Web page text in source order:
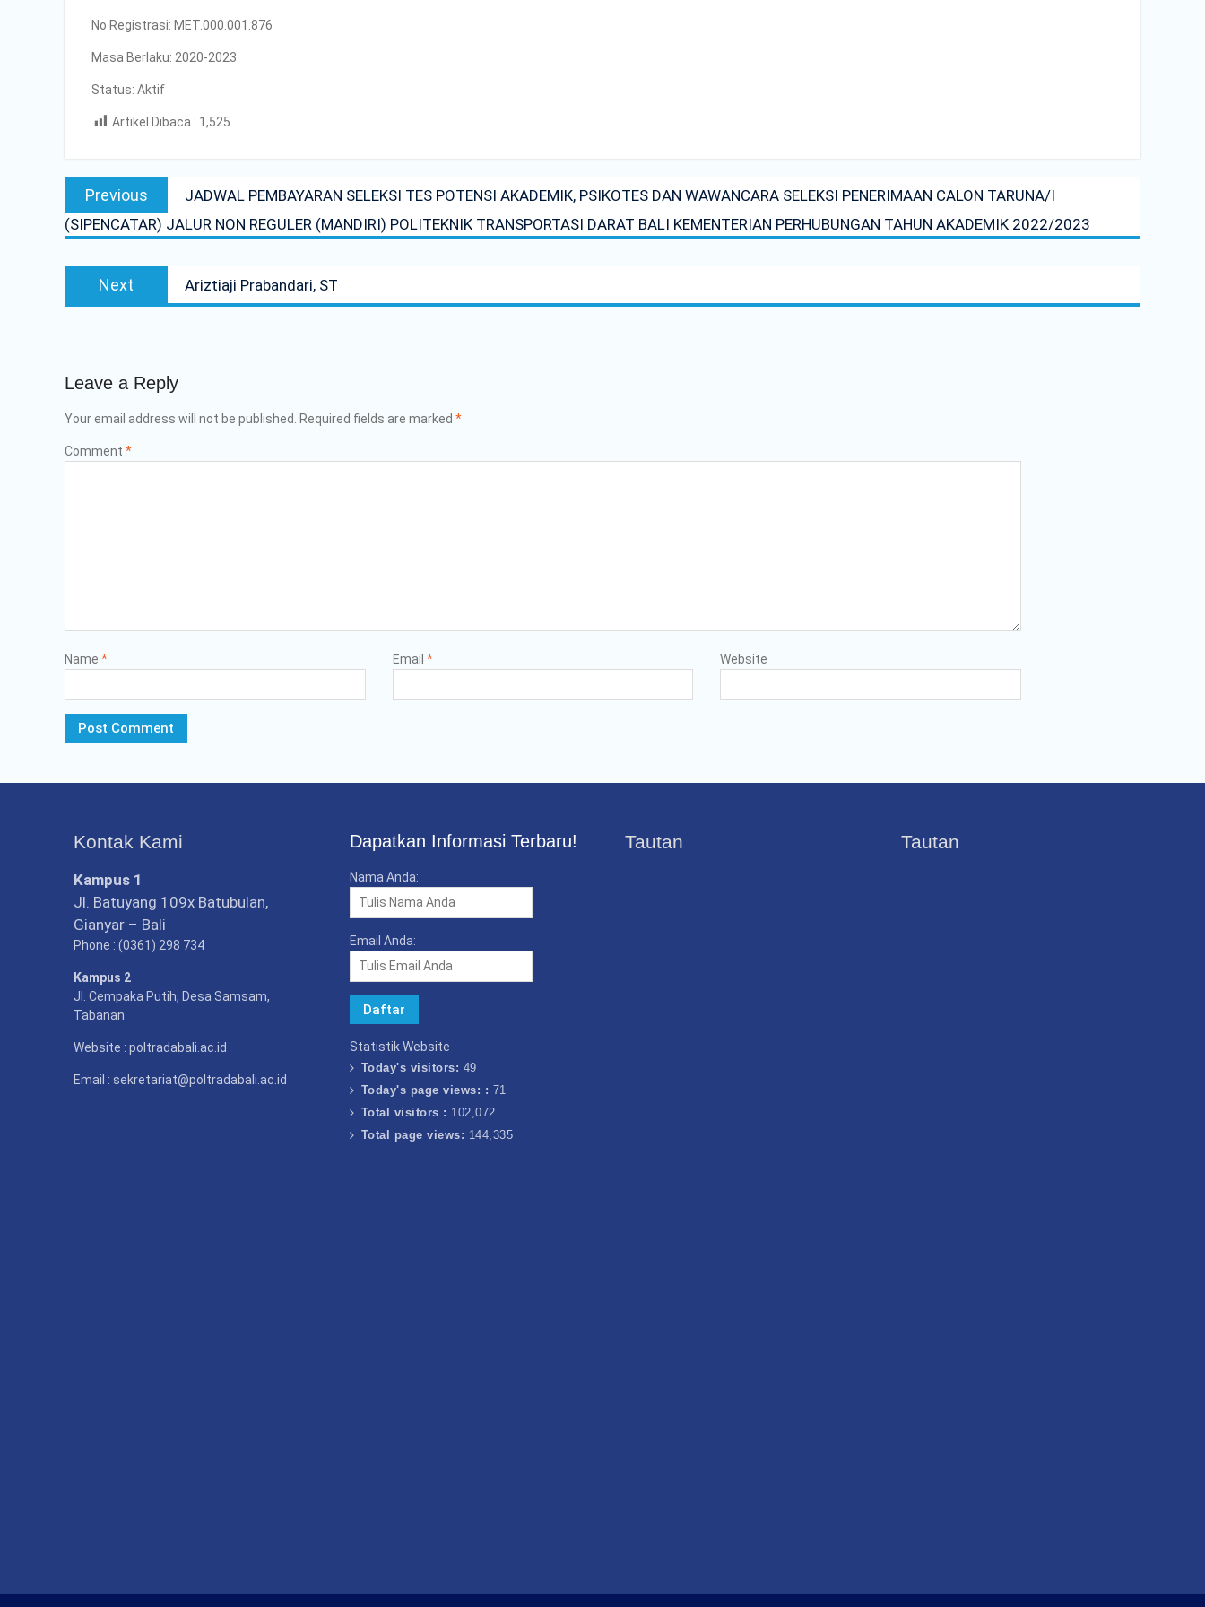
Unit Kesehatan Poltrada Bali
PENDAMPINGAN IDENTIFIKASI RISIKO
RISIKO TRIWULAN II TAHUN 2026
Diploma III Manajemen Transportasi
Jalan
Poltrada Bali Gelar Kuliah Umum “Elnusa
Petrofin Goes to Campus” dan
No Registrasi: MET.000.001.876
Masa Berlaku: 2020-2023
Status: Aktif
Artikel Dibaca : 1,525
Post
navigation
Previous
post:
JADWAL PEMBAYARAN SELEKSI TES POTENSI AKADEMIK, PSIKOTES DAN WAWANCARA SELEKSI PENERIMAAN CALON TARUNA/I
(SIPENCATAR) JALUR NON REGULER (MANDIRI) POLITEKNIK TRANSPORTASI DARAT BALI KEMENTERIAN PERHUBUNGAN TAHUN AKADEMIK 2022/2023
Next
post:
Ariztiaji Prabandari, ST
Leave a Reply
Your email address will not be published. Required fields are marked *
Comment *
Name * Email * Website
Kontak Kami
Kampus 1
Jl. Batuyang 109x Batubulan,
Gianyar – Bali
Phone : (0361) 298 734
Kampus 2
Jl. Cempaka Putih, Desa Samsam,
Tabanan
Website : poltradabali.ac.id
Email : sekretariat@poltradabali.ac.id
Dapatkan Informasi Terbaru!
Nama Anda:
Email Anda:
Statistik Website
Today's visitors: 49
Today's page views: : 71
Total visitors : 102,072
Total page views: 144,335
Tautan Tautan